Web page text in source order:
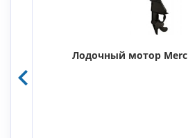
Лодочный мотор